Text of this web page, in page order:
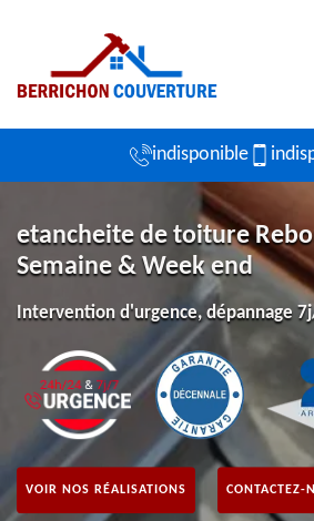
indisponible
etancheite de toiture
Semaine & Week end
Intervention d'urgence, dépannage
VOIR NOS RÉALISATIONS CONTACTEZ-